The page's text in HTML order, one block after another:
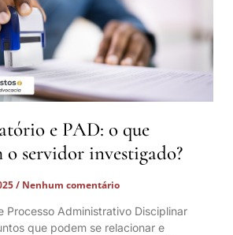
e PAD: o que
o servidor investigado?
Nenhum comentário
Processo Administrativo Disciplinar
que podem se relacionar e